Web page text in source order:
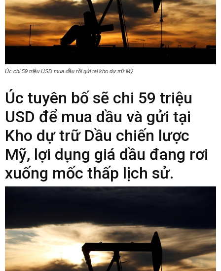
Úc chi 59 triệu USD mua dầu rồi gửi tại kho dự trữ Mỹ
Úc tuyên bố sẽ chi 59 triệu
USD để mua dầu và gửi tại
Kho dự trữ Dầu chiến lược
Mỹ, lợi dụng giá dầu đang rơi
xuống mốc thấp lịch sử.